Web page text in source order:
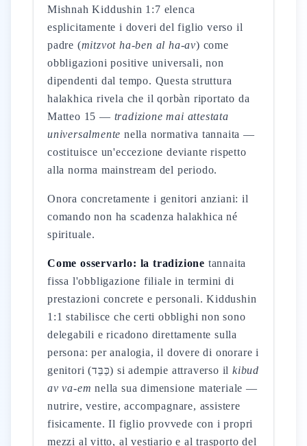
Mishnah Kiddushin 1:7 elenca
esplicitamente i doveri del figlio verso il
padre (mitzvot ha-ben al ha-av) come
obbligazioni positive universali, non
dipendenti dal tempo. Questa struttura
halakhica rivela che il qorbàn riportato da
Matteo 15 — tradizione mai attestata
universalmente nella normativa tannaita —
costituisce un'eccezione deviante rispetto
alla norma mainstream del periodo.
Onora concretamente i genitori anziani: il
comando non ha scadenza halakhica né
spirituale.
Come osservarlo: la tradizione tannaita
fissa l'obbligazione filiale in termini di
prestazioni concrete e personali. Kiddushin
1:1 stabilisce che certi obblighi non sono
delegabili e ricadono direttamente sulla
persona: per analogia, il dovere di onorare i
genitori (כַּבֵּד) si adempie attraverso ilkibud
av va-em nella sua dimensione materiale —
nutrire, vestire, accompagnare, assistere
fisicamente. Il figlio provvede con i propri
mezzi al vitto, al vestiario e al trasporto del